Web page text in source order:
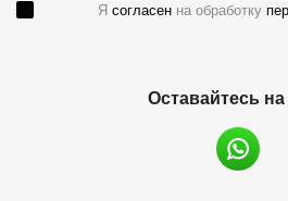
Я согласен на обработку
Оставайтесь на